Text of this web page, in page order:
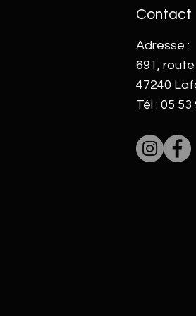
Contact
Adresse :
691,
47240
Tél : 05 53